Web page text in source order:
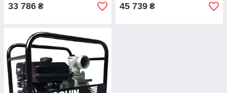
33 786 ₴ 45 739 ₴